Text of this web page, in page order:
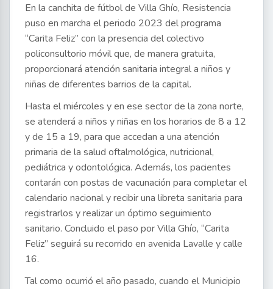
En la canchita de fútbol de Villa Ghío, Resistencia
puso en marcha el periodo 2023 del programa
“Carita Feliz” con la presencia del colectivo
policonsultorio móvil que, de manera gratuita,
proporcionará atención sanitaria integral a niños y
niñas de diferentes barrios de la capital.
Hasta el miércoles y en ese sector de la zona norte,
se atenderá a niños y niñas en los horarios de 8 a 12
y de 15 a 19, para que accedan a una atención
primaria de la salud oftalmológica, nutricional,
pediátrica y odontológica. Además, los pacientes
contarán con postas de vacunación para completar el
calendario nacional y recibir una libreta sanitaria para
registrarlos y realizar un óptimo seguimiento
sanitario. Concluido el paso por Villa Ghío, “Carita
Feliz” seguirá su recorrido en avenida Lavalle y calle
16.
Tal como ocurrió el año pasado, cuando el Municipio